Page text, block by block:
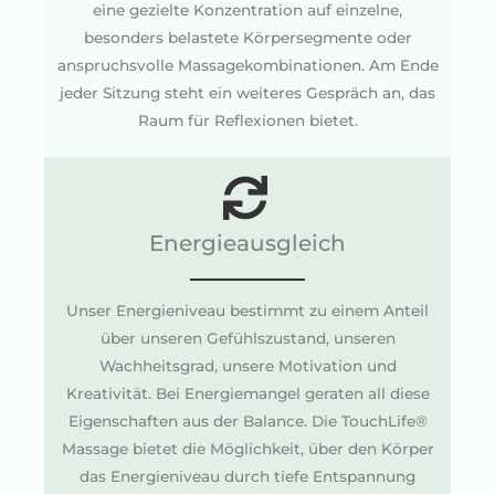
eine gezielte Konzentration auf einzelne,
besonders belastete Körpersegmente oder
anspruchsvolle Massagekombinationen. Am Ende
jeder Sitzung steht ein weiteres Gespräch an, das
Raum für Reflexionen bietet.
Energieausgleich
Unser Energieniveau bestimmt zu einem Anteil
über unseren Gefühlszustand, unseren
Wachheitsgrad, unsere Motivation und
Kreativität. Bei Energiemangel geraten all diese
Eigenschaften aus der Balance. Die TouchLife®
Massage bietet die Möglichkeit, über den Körper
das Energieniveau durch tiefe Entspannung